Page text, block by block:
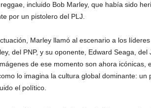
incluido Bob Marley, que había sido
por un pistolero del PLJ.
Marley llamó al escenario a los
del PNP, y su oponente, Edward Seaga,
de ese momento son ahora icónicas,
lo imagina la cultura global dominante: un
el político.